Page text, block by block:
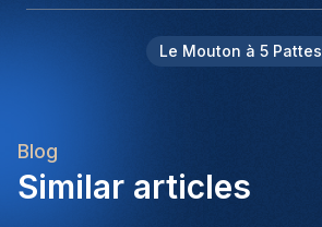
Le Mouton à 5 Pattes
Blog
Similar articles